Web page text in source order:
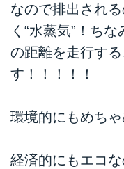
なので排出され
く“水蒸気”！ち
の距離を走行す
す！！！！！
環境的にもめち
経済的にもエコ